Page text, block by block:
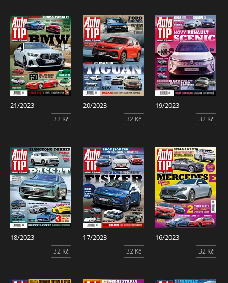
21/2023
32 Kč
20/2023
32 Kč
19/2023
32 Kč
18/2023
32 Kč
17/2023
32 Kč
16/2023
32 Kč